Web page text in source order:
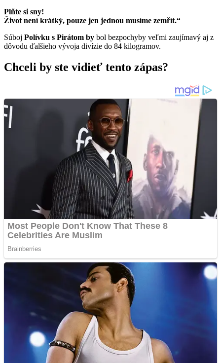
Plňte si sny!
Život není krátký, pouze jen jednou musíme zemřít.“
Súboj Polívku s Pirátom by bol bezpochyby veľmi zaujímavý aj z
dôvodu ďalšieho vývoja divízie do 84 kilogramov.
Chceli by ste vidieť tento zápas?